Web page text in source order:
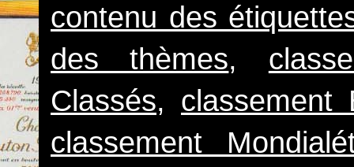
contenu des
des thèmes,
Classés, classement
classement